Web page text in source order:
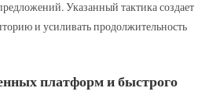
Указанный тактика создает
и усиливать продолжительность
платформ и быстрого